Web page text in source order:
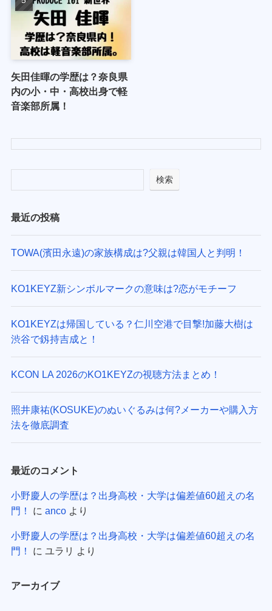
矢田佳暉の学歴は？奈良県
内の小・中・高校出身で軽
音楽部所属！
検索
最近の投稿
TOWA(濱田永遠)の家族構成は?父親は韓国人と判明！
KO1KEYZ新シンボルマークの意味は?恋がモチーフ
KO1KEYZは帰国している？仁川空港で目撃!加藤大樹は
渋谷で釼持吉成と！
KCON LA 2026のKO1KEYZの視聴方法まとめ！
照井康祐(KOSUKE)のぬいぐるみは何?メーカーや購入方
法を徹底調査
最近のコメント
小野慶人の学歴は？出身高校・大学は偏差値60超えの名
門！
に ancoより
小野慶人の学歴は？出身高校・大学は偏差値60超えの名
門！
に ユラリ より
アーカイブ